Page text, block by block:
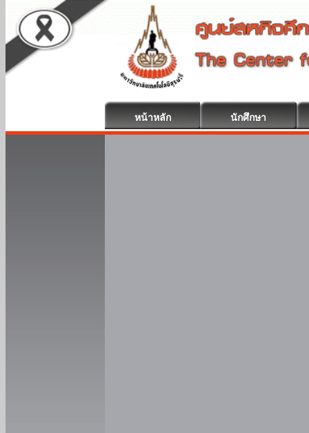
หน้าหลัก นักศึกษา